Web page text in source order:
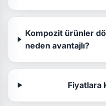
Kompozit ürünler
neden avantajlı?
Fiyatlara